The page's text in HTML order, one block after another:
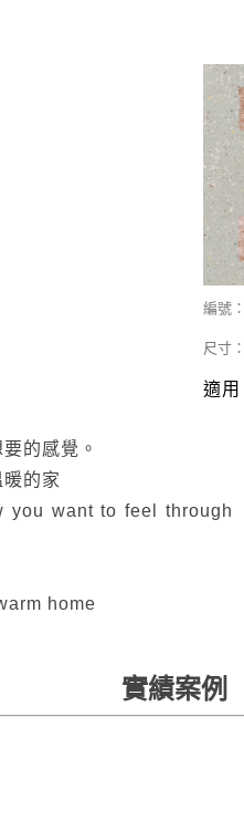
編號
尺寸
適
的感覺。
的家
you want to feel through
home
實績案例